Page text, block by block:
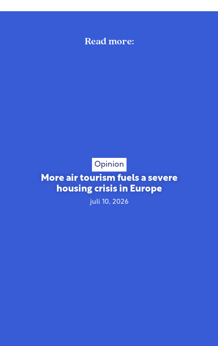
Read more:
Opinion
More air tourism fuels a severe
housing crisis in Europe
juli 10, 2026